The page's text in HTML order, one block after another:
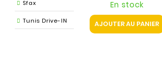
Sfax
Tunis Drive-IN
En stock
AJOUTER AU PANIER